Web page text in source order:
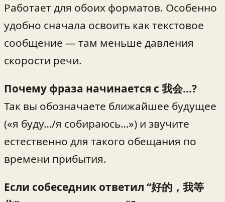
Работает для обоих форматов. Особенно
удобно сначала освоить как текстовое
сообщение — там меньше давления
скорости речи.
Почему фраза начинается с 我会…?
Так вы обозначаете ближайшее будущее
(«я буду…/я собираюсь…») и звучите
естественно для такого обещания по
времени прибытия.
Если собеседник ответил “好的，我等